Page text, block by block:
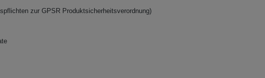
zur GPSR Produktsicherheitsverordnung)